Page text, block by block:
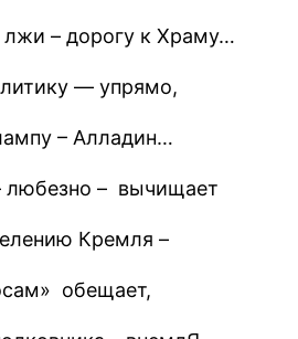
– дорогу к Храму…
— упрямо,
– Алладин…
любезно – вычищает
Кремля –
обещает,